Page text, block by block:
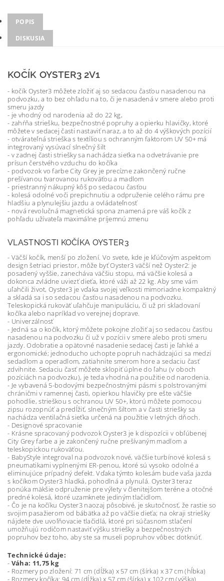
POPIS
DISKUSIA
KOČÍK OYSTER3 2V1
- kočík Oyster3 môžete zložiť aj so sedacou časťou nasadenou na
podvozku, a to bez ohľadu na to, či je nasadená v smere alebo proti
smeru jazdy
- je vhodný od narodenia až do 22 kg,
- zahŕňa striešku, bezpečnostné popruhy a opierku hlavičky, ktoré
môžete v sedacej časti nastaviť naraz, a to až do 4 výškových pozícií
- otvárateľná strieška s textíliou s ochranným faktorom UV 50+ má
integrovaný vysúvací slnečný šilt
- v zadnej časti striešky sa nachádza sieťka na odvetrávanie pre
prísun čerstvého vzduchu do kočíka
- podvozok vo farbe City Grey je precízne zakončený ručne
prešívanou tvarovanou rukoväťou a madlom
- priestranný nákupný kôš po sedacou časťou
- kolesá odolné voči prepichnutiu a odpruženie celého rámu pre
hladšiu a plynulejšiu jazdu a ovládateľnosť
- nová revolučná magnetická spona znamená pre váš kočík z
pohľadu užívateľa maximálne príjemnú zmenu
VLASTNOSTI KOČÍKA OYSTER3
- Väčší kočík, menší po zložení. Vo svete, kde je kľúčovým aspektom
design šetriaci priestor, môže byť Oyster3 väčší než Oyster2: je
posadený vyššie, zanecháva väčšiu stopu, má väčšie kolesá a
dokonca zvládne uviezť dieťa, ktoré váži až 22 kg. Aby sme vám
uľahčili život, Oyster3 je vďaka svojej veľkosti mimoriadne kompaktný
a skladá sa i so sedacou časťou nasadenou na podvozku.
Teleskopická rukoväť uľahčuje manipuláciu, či už pri skladovaní
kočíka alebo napríklad vo verejnej doprave.
- Univerzálnosť
- Jedná sa o kočík, ktorý môžete pokojne zložiť aj so sedacou časťou
nasadenou na podvozku či už v pozícii v smere alebo proti smeru
jazdy. Odobratie a opätovné nasadenie sedacej časti je ľahké a
ergonomické; jednoducho uchopte popruh nachádzajúci sa medzi
sedadlom a operadlom, zatiahnite smerom hore a sedaciu časť
zdvihnite. Sedaciu časť môžete sklopiť úplne do ľahu (v oboch
pozíciách na podvozku), je teda vhodná na použitie od narodenia.
- Je vybavená 5-bodovými bezpečnostnými pásmi s polstrovanými
chráničmi v ramennej časti, opierkou hlavičky pre ešte väčšie
pohodlie, strieškou s ochranou UV 50+, ktorú môžete pomocou
zipsu rozopnúť a predĺžiť, slnečným šiltom a v časti striešky sa
nachádza ventilačná sieťka určená na použitie v letných dňoch.
- Designové spracovanie
- Krásne spracovaný podvozok Oyster3 je k dispozícii v obľúbenej
City Grey farbe a je zakončený ručne prešívaným madlom a
teleskopickou rukoväťou.
- BabyStyle integroval na podvozok nové, väčšie turbínové kolesá s
pneumatikami vyplnenými ER-penou, ktoré sú vysoko odolné a
eliminujúce prípadný defekt. Vďaka týmto kolesám bude vaša jazda
s kočíkom Oyster3 hladká, pohodlná a plynulá. Oyster3 teraz
ponúka mäkšie odpruženie pre výlety v členitejšom teréne a otočné
predné kolesá, ktoré uzamknete jediným tlačidlom.
- Čo je na kočíku Oyster3 naozaj pôsobivé, je skutočnosť, že rastie so
svojim pasažierom od bábätka až po väčšie dieťa; na okraji striešky
nájdete dve uvoľňovacie tlačidlá, ktoré pri súčasnom stlačení
umožňujú rodičom nastaviť výšku striešky a bezpečnostných
popruhov bez toho, aby ste sa museli popruhov vôbec dotknúť.
Technické údaje:
- Váha: 11,75 kg
- Rozmery po zložení: 71 cm (dĺžka) x 57 cm (šírka) x 37 cm (hĺbka)
- Rozmery kočíka: 94 cm (dĺžka) x 57 cm (šírka) x 102 cm (výška)